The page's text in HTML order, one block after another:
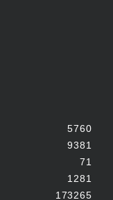
5760
9381
71
1281
173265